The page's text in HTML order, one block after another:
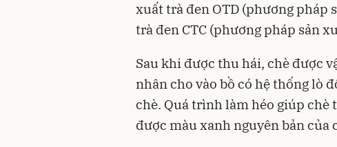
xuất trà đen OTD (phương pháp
trà đen CTC (phương pháp sản
Sau khi được thu hái, chè được
nhân cho vào bồ có hệ thống lò
chè. Quá trình làm héo giúp
được màu xanh nguyên bản của